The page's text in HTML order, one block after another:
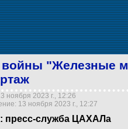
войны "Железные
ноября 2023 г., 12:26
13 ноября 2023 г., 12:27
пресс-служба ЦАХАЛа